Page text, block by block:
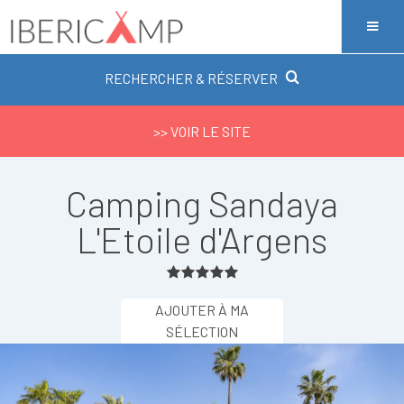
RECHERCHER & RÉSERVER
>> VOIR LE SITE
Camping Sandaya
L'Etoile d'Argens
AJOUTER À MA
SÉLECTION